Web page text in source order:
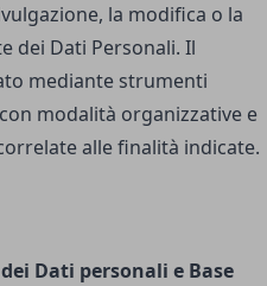
la modifica o la
dei Dati Personali. Il
mediante strumenti
modalità organizzative e
alle finalità indicate.
Dati personali e Base